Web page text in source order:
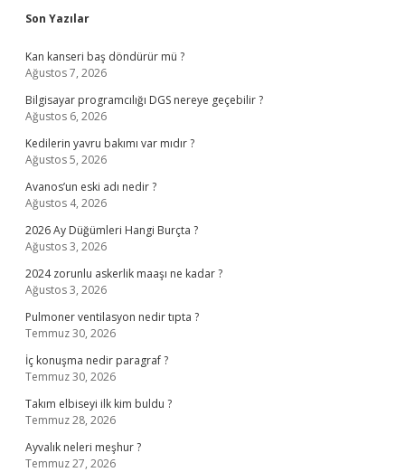
Sidebar
Son Yazılar
Kan kanseri baş döndürür mü ?
Ağustos 7, 2026
Bilgisayar programcılığı DGS nereye geçebilir ?
Ağustos 6, 2026
Kedilerin yavru bakımı var mıdır ?
Ağustos 5, 2026
Avanos’un eski adı nedir ?
Ağustos 4, 2026
2026 Ay Düğümleri Hangi Burçta ?
Ağustos 3, 2026
2024 zorunlu askerlik maaşı ne kadar ?
Ağustos 3, 2026
Pulmoner ventilasyon nedir tıpta ?
Temmuz 30, 2026
İç konuşma nedir paragraf ?
Temmuz 30, 2026
Takım elbiseyi ilk kim buldu ?
Temmuz 28, 2026
Ayvalık neleri meşhur ?
Temmuz 27, 2026